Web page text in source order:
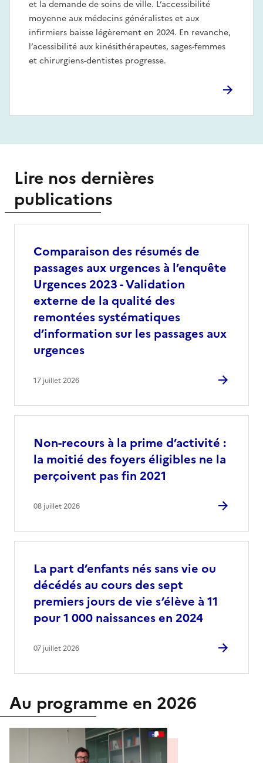
et la demande de soins de ville. L’accessibilité
moyenne aux médecins généralistes et aux
infirmiers baisse légèrement en 2024. En revanche,
l’acessibilité aux kinésithérapeutes, sages-femmes
et chirurgiens-dentistes progresse.
Lire nos dernières
publications
Comparaison des résumés de
passages aux urgences à l’enquête
Urgences 2023 - Validation
externe de la qualité des
remontées systématiques
d’information sur les passages aux
urgences
17 juillet 2026
Non-recours à la prime d’activité :
la moitié des foyers éligibles ne la
perçoivent pas fin 2021
08 juillet 2026
La part d’enfants nés sans vie ou
décédés au cours des sept
premiers jours de vie s’élève à 11
pour 1 000 naissances en 2024
07 juillet 2026
Au programme en 2026